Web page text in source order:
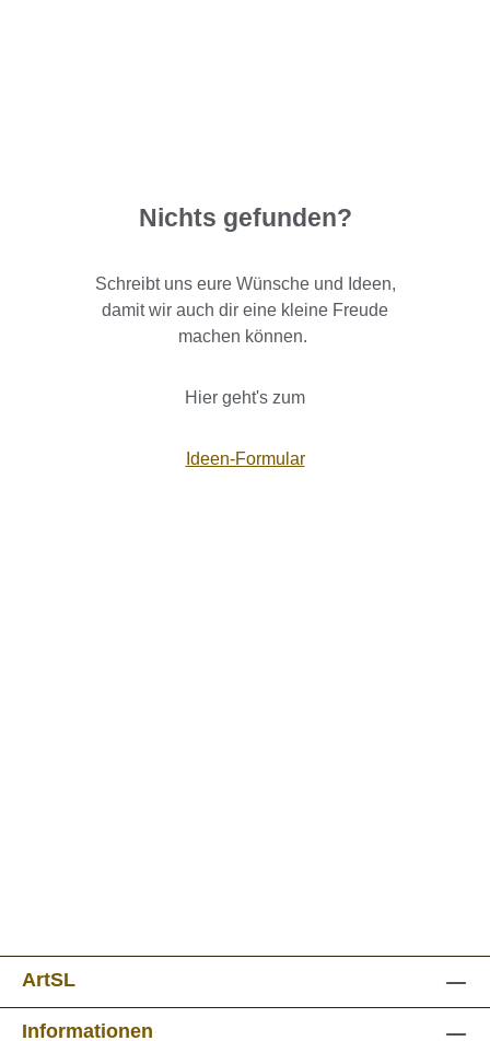
Nichts gefunden?
Schreibt uns eure Wünsche und Ideen,
damit wir auch dir eine kleine Freude
machen können.
Hier geht's zum
Ideen-Formular
ArtSL
Informationen